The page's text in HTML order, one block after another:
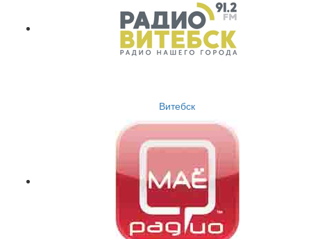
Витебск